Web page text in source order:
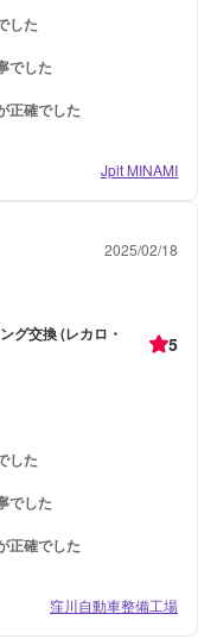
した
でした
正確でした
Jpit MINAMI
2025/02/18
グ交換 (レカロ・
5
した
でした
正確でした
窪川自動車整備工場